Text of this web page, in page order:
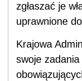
zgłaszać je
uprawnione
Krajowa
swoje zadania